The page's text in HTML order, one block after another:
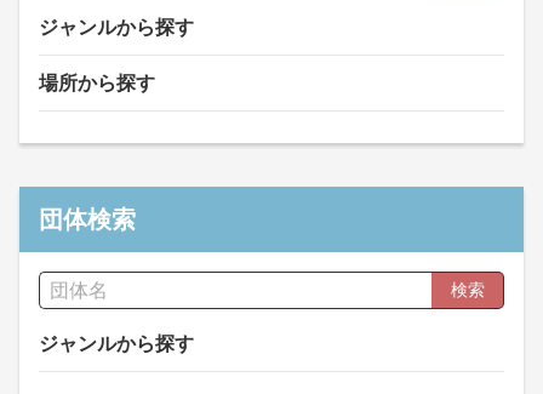
ジャンルから探す
場所から探す
団体検索
検索
ジャンルから探す